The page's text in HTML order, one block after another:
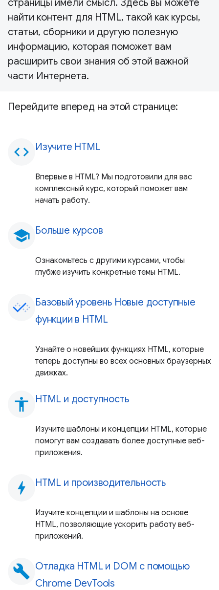
страницы имели смысл. Здесь вы можете
найти контент для HTML, такой как курсы,
статьи, сборники и другую полезную
информацию, которая поможет вам
расширить свои знания об этой важной
части Интернета.
Перейдите вперед на этой странице:
code Изучите HTML
Впервые в HTML? Мы подготовили для вас
комплексный курс, который поможет вам
начать работу.
school Больше курсов
Ознакомьтесь с другими курсами, чтобы
глубже изучить конкретные темы HTML.
Базовый уровень Новые доступные
функции в HTML
Узнайте о новейших функциях HTML, которые
теперь доступны во всех основных браузерных
движках.
accessibility HTML и доступность
Изучите шаблоны и концепции HTML, которые
помогут вам создавать более доступные веб-
приложения.
bolt HTML и производительность
Изучите концепции и шаблоны на основе
HTML, позволяющие ускорить работу веб-
приложений.
build Отладка HTML и DOM с помощью
Chrome DevTools